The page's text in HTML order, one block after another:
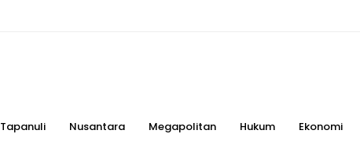
Tapanuli Nusantara Megapolitan Hukum Ekonomi